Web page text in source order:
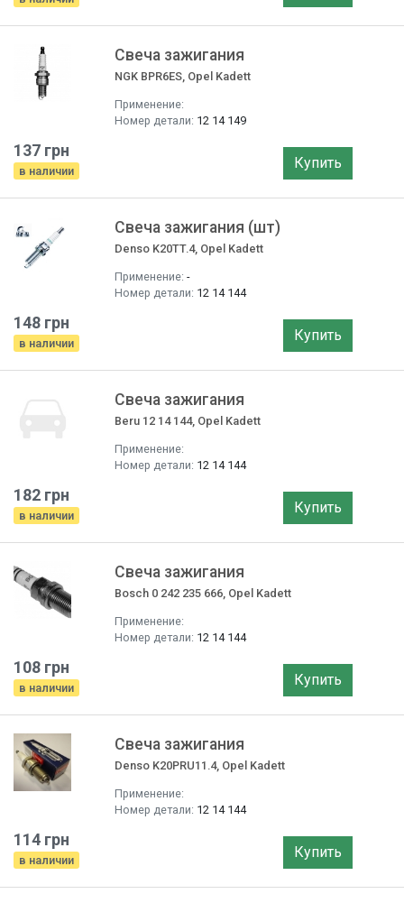
Свеча зажигания
NGK BPR6ES, Opel Kadett
Применение:
Номер детали: 12 14 149
137 грн
в наличии Купить
Свеча зажигания (шт)
Denso K20TT.4, Opel Kadett
Применение: -
Номер детали: 12 14 144
148 грн
в наличии Купить
Свеча зажигания
Beru 12 14 144, Opel Kadett
Применение:
Номер детали: 12 14 144
182 грн
в наличии Купить
Свеча зажигания
Bosch 0 242 235 666, Opel Kadett
Применение:
Номер детали: 12 14 144
108 грн
в наличии Купить
Свеча зажигания
Denso K20PRU11.4, Opel Kadett
Применение:
Номер детали: 12 14 144
114 грн
в наличии Купить